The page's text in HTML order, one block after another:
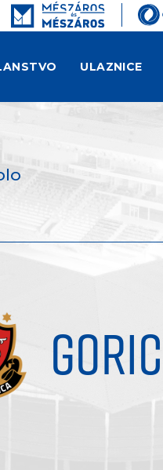
ULAZNICE